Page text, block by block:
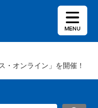
・オンライン」を開催！